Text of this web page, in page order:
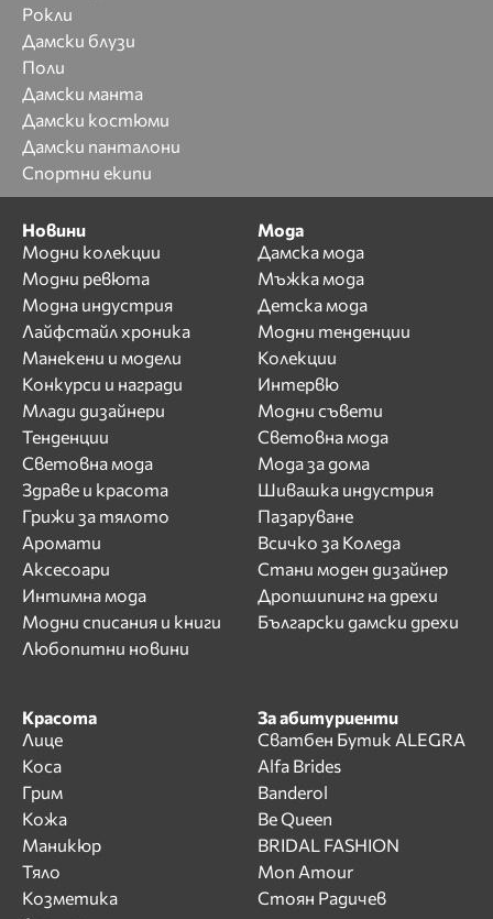
Рокли
Дамски блузи
Поли
Дамски манта
Дамски костюми
Дамски панталони
Спортни екипи
Новини
Модни колекции
Модни ревюта
Модна индустрия
Лайфстайл хроника
Манекени и модели
Конкурси и награди
Млади дизайнери
Тенденции
Световна мода
Здраве и красота
Грижи за тялото
Аромати
Аксесоари
Интимна мода
Модни списания и книги
Любопитни новини
Мода
Дамска мода
Мъжка мода
Детска мода
Модни тенденции
Колекции
Интервю
Модни съвети
Световна мода
Мода за дома
Шивашка индустрия
Пазаруване
Всичко за Коледа
Стани моден дизайнер
Дропшипинг на дрехи
Български дамски дрехи
Красота
Лице
Коса
Грим
Кожа
Маникюр
Тяло
Козметика
За абитуриенти
Сватбен Бутик ALEGRA
Alfa Brides
Banderol
Be Queen
BRIDAL FASHION
Mon Amour
Стоян Радичев